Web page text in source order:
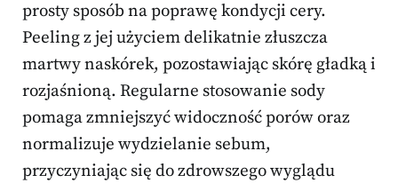
prosty sposób na poprawę kondycji cery.
Peeling z jej użyciem delikatnie złuszcza
martwy naskórek, pozostawiając skórę gładką i
rozjaśnioną. Regularne stosowanie sody
pomaga zmniejszyć widoczność porów oraz
normalizuje wydzielanie sebum,
przyczyniając się do zdrowszego wyglądu